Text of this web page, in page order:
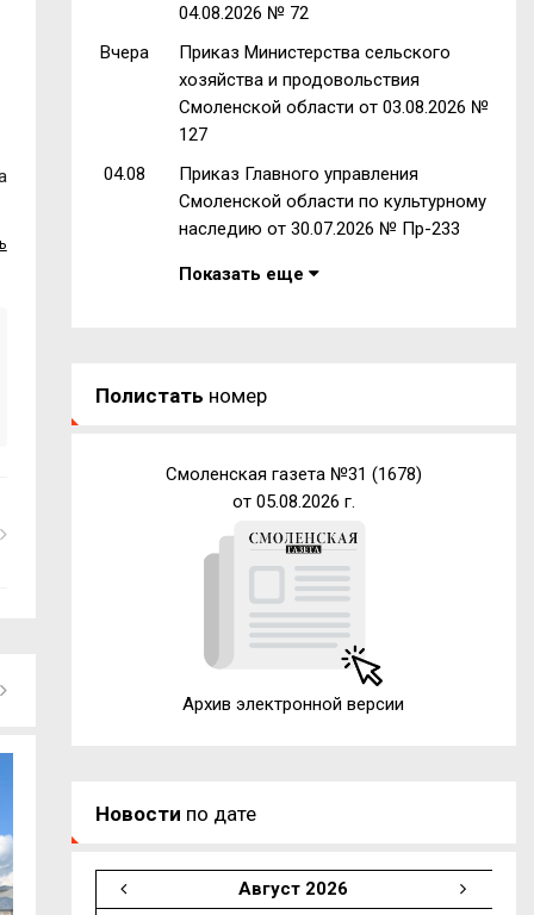
04.08.2026 № 72
Вчера
Приказ Министерства сельского
хозяйства и продовольствия
Смоленской области от 03.08.2026 №
127
04.08
Приказ Главного управления
Смоленской области по культурному
наследию от 30.07.2026 № Пр-233
Показать еще
Полистать номер
Смоленская газета №31 (1678)
от 05.08.2026 г.
Архив электронной версии
Новости по дате
Август 2026